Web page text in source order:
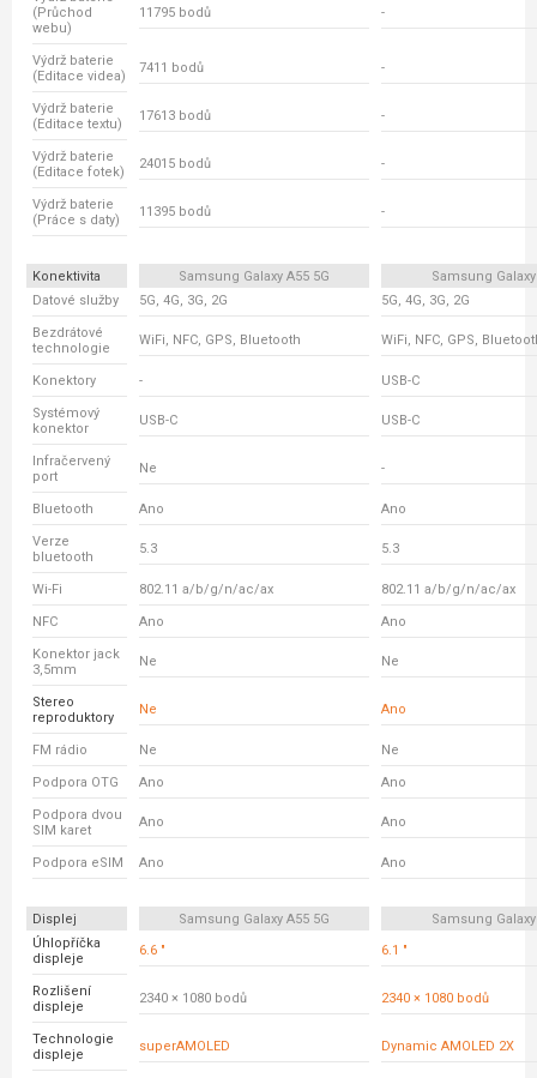
(Průchod
webu)
11795 bodů -
Výdrž baterie
(Editace videa)
7411 bodů -
Výdrž baterie
(Editace textu)
17613 bodů -
Výdrž baterie
(Editace fotek)
24015 bodů -
Výdrž baterie
(Práce s daty)
11395 bodů -
Konektivita Samsung Galaxy A55 5G
Samsung Galaxy
Datové služby
5G, 4G, 3G, 2G 5G, 4G, 3G, 2G
Bezdrátové
technologie
WiFi, NFC, GPS, Bluetooth WiFi, NFC, GPS,
Konektory - USB-C
Systémový
konektor
USB-C USB-C
Infračervený
port
Ne -
Bluetooth Ano Ano
Verze
bluetooth
5.3 5.3
Wi-Fi 802.11 a/b/g/n/ac/ax 802.11 a/b/g/n/ac/ax
NFC Ano Ano
Konektor jack
3,5mm
Ne Ne
Stereo
reproduktory
Ne Ano
FM rádio Ne Ne
Podpora OTG Ano Ano
Podpora dvou
SIM karet
Ano Ano
Podpora eSIM Ano Ano
Displej Samsung Galaxy A55 5G
Samsung Galaxy
Úhlopříčka
displeje
6.6 " 6.1 "
Rozlišení
displeje
2340 × 1080 bodů 2340 × 1080 bodů
Technologie
displeje
superAMOLED Dynamic AMOLED 2X